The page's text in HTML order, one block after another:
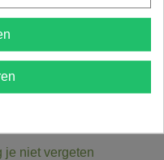
tuin: welke
best?